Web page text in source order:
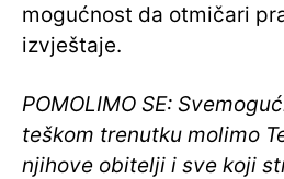
mogućnost da otmičari
izvještaje.
POMOLIMO SE:
teškom trenutku molimo
njihove obitelji i sve koji